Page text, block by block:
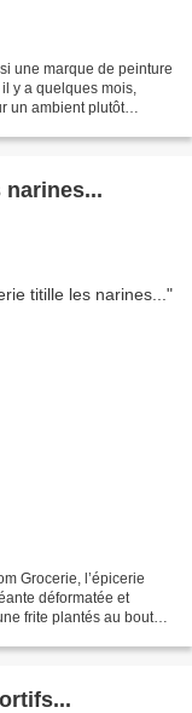
une marque de peinture
y a quelques mois,
un ambient plutôt
Grocerie, l’épicerie
déformatée et
frite plantés au bout